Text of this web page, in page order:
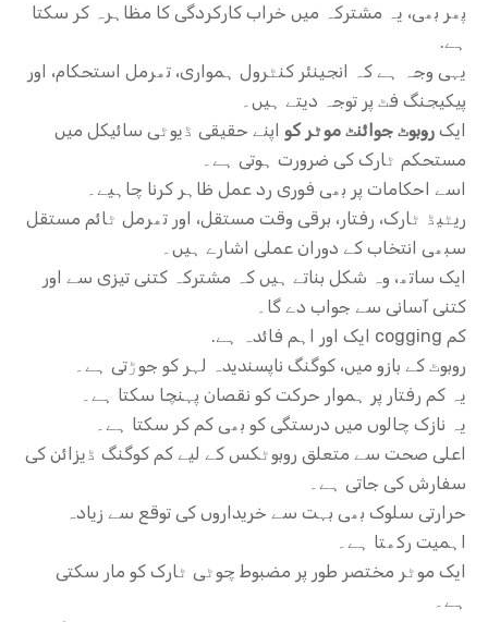
پھر بھی، یہ مشترکہ میں خراب کارکردگی کا مظاہرہ کر سکتا
ہے.
یہی وجہ ہے کہ انجینئر کنٹرول ہمواری، تھرمل استحکام، اور
پیکیجنگ فٹ پر توجہ دیتے ہیں۔
ایک روبوٹ جوائنٹ موٹر کو اپنے حقیقی ڈیوٹی سائیکل میں
مستحکم ٹارک کی ضرورت ہوتی ہے۔
اسے احکامات پر بھی فوری رد عمل ظاہر کرنا چاہیے۔
ریٹیڈ ٹارک، رفتار، برقی وقت مستقل، اور تھرمل ٹائم مستقل
سبھی انتخاب کے دوران عملی اشارے ہیں۔
ایک ساتھ، وہ شکل بناتے ہیں کہ مشترکہ کتنی تیزی سے اور
کتنی آسانی سے جواب دے گا۔
کم cogging ایک اور اہم فائدہ ہے.
روبوٹ کے بازو میں، کوگنگ ناپسندیدہ لہر کو جوڑتی ہے۔
یہ کم رفتار پر ہموار حرکت کو نقصان پہنچا سکتا ہے۔
یہ نازک چالوں میں درستگی کو بھی کم کر سکتا ہے۔
اعلی صحت سے متعلق روبوٹکس کے لیے کم کوگنگ ڈیزائن کی
سفارش کی جاتی ہے۔
حرارتی سلوک بھی بہت سے خریداروں کی توقع سے زیادہ
اہمیت رکھتا ہے۔
ایک موٹر مختصر طور پر مضبوط چوٹی ٹارک کو مار سکتی
ہے۔